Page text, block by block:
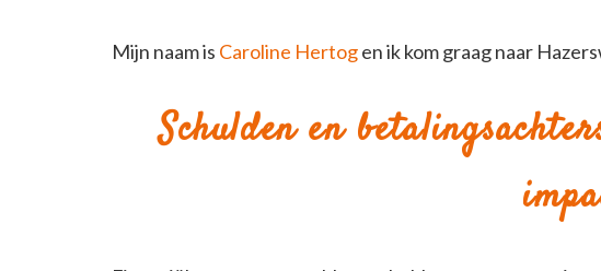
Mijn naam is Caroline Hertogen ik kom graag naar
Schulden en